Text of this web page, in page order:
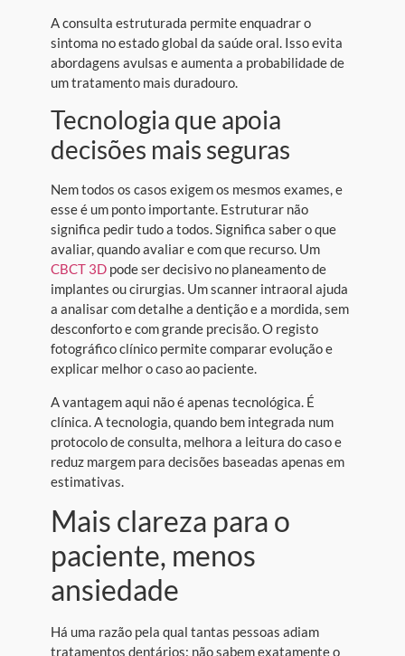
A consulta estruturada permite enquadrar o
sintoma no estado global da saúde oral. Isso evita
abordagens avulsas e aumenta a probabilidade de
um tratamento mais duradouro.
Tecnologia que apoia
decisões mais seguras
Nem todos os casos exigem os mesmos exames, e
esse é um ponto importante. Estruturar não
significa pedir tudo a todos. Significa saber o que
avaliar, quando avaliar e com que recurso. Um
CBCT 3Dpode ser decisivo no planeamento de
implantes ou cirurgias. Um scanner intraoral ajuda
a analisar com detalhe a dentição e a mordida, sem
desconforto e com grande precisão. O registo
fotográfico clínico permite comparar evolução e
explicar melhor o caso ao paciente.
A vantagem aqui não é apenas tecnológica. É
clínica. A tecnologia, quando bem integrada num
protocolo de consulta, melhora a leitura do caso e
reduz margem para decisões baseadas apenas em
estimativas.
Mais clareza para o
paciente, menos
ansiedade
Há uma razão pela qual tantas pessoas adiam
tratamentos dentários: não sabem exatamente o